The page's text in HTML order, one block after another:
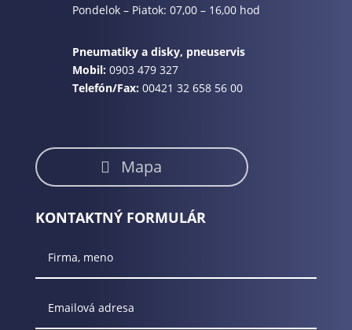
Pondelok – Piatok: 07,00 – 16,00 hod
Pneumatiky a disky, pneuservis
Mobil: 0903 479 327
Telefón/Fax:00421 32 658 56 00
Mapa
KONTAKTNÝ FORMULÁR